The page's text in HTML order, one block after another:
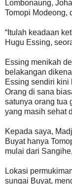
Lombonaung,
Tomopi Modeong,
“Itulah keadaan
Hugu Essing,
Essing menikah
belakangan
Essing sendiri kini
Orang di sana
satunya orang tua
yang masih sehat
Kepada saya,
Buyat hanya
mulai dari
Lokasi
sungai Buyat,